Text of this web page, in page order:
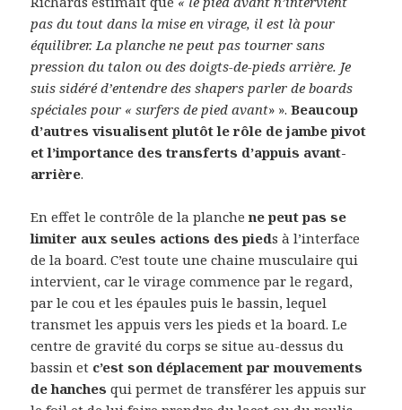
pas du tout dans la mise en virage, il est là pour
équilibrer. La planche ne peut pas tourner sans
pression du talon ou des doigts-de-pieds arrière. Je
suis sidéré d’entendre des shapers parler de boards
spéciales pour « surfers de pied avant» ».Beaucoup
d’autres visualisent plutôt le rôle de jambe pivot
et l’importance des transferts d’appuis avant-
arrière.
En effet le contrôle de la planchene peut pas se
limiter aux seules actions des pieds à l’interface
de la board. C’est toute une chaine musculaire qui
intervient, car le virage commence par le regard,
par le cou et les épaules puis le bassin, lequel
transmet les appuis vers les pieds et la board. Le
centre de gravité du corps se situe au-dessus du
bassin et c’est son déplacement par mouvements
de hanches qui permet de transférer les appuis sur